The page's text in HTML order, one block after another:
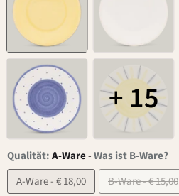
+ 15
Qualität:A-Ware-Was ist B-Ware?
A-Ware - € 18,00
B-Ware - € 15,00